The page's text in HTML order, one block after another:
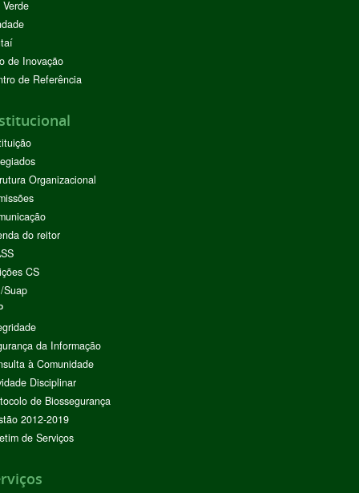
de Inovação
de Referência
Organizacional
do reitor
CS
Suap
da Informação
à Comunidade
Disciplinar
de Biossegurança
2012-2019
de Serviços